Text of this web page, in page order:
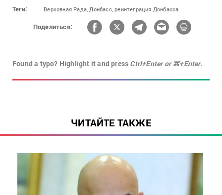
Теги: Верховная Рада, Донбасс, реинтеграция Донбасса
Поделиться:
Found a typo? Highlight it and press Ctrl+Enter or ⌘+Enter.
ЧИТАЙТЕ ТАКЖЕ